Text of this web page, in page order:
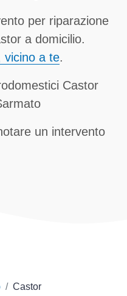
per riparazione
a domicilio.
vicino a te.
Castor
un intervento
Castor